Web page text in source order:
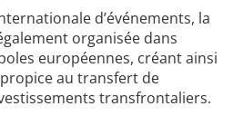
d’événements, la
organisée dans
européennes, créant ainsi
au transfert de
transfrontaliers.